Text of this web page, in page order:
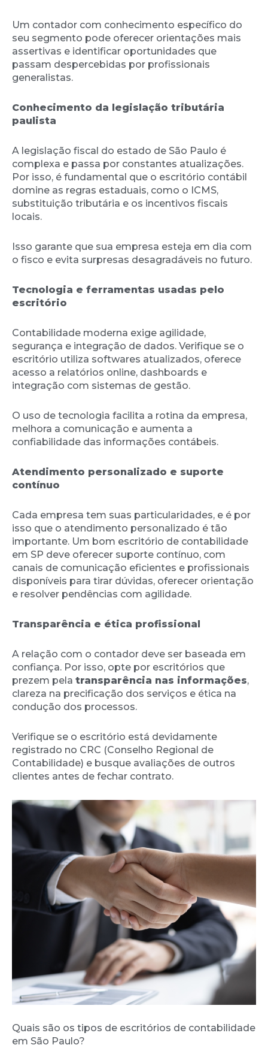
Um contador com conhecimento específico do
seu segmento pode oferecer orientações mais
assertivas e identificar oportunidades que
passam despercebidas por profissionais
generalistas.
Conhecimento da legislação tributária
paulista
A legislação fiscal do estado de São Paulo é
complexa e passa por constantes atualizações.
Por isso, é fundamental que o escritório contábil
domine as regras estaduais, como o ICMS,
substituição tributária e os incentivos fiscais
locais.
Isso garante que sua empresa esteja em dia com
o fisco e evita surpresas desagradáveis no futuro.
Tecnologia e ferramentas usadas pelo
escritório
Contabilidade moderna exige agilidade,
segurança e integração de dados. Verifique se o
escritório utiliza softwares atualizados, oferece
acesso a relatórios online, dashboards e
integração com sistemas de gestão.
O uso de tecnologia facilita a rotina da empresa,
melhora a comunicação e aumenta a
confiabilidade das informações contábeis.
Atendimento personalizado e suporte
contínuo
Cada empresa tem suas particularidades, e é por
isso que o atendimento personalizado é tão
importante. Um bom escritório de contabilidade
em SP deve oferecer suporte contínuo, com
canais de comunicação eficientes e profissionais
disponíveis para tirar dúvidas, oferecer orientação
e resolver pendências com agilidade.
Transparência e ética profissional
A relação com o contador deve ser baseada em
confiança. Por isso, opte por escritórios que
prezem pela transparência nas informações,
clareza na precificação dos serviços e ética na
condução dos processos.
Verifique se o escritório está devidamente
registrado no CRC (Conselho Regional de
Contabilidade) e busque avaliações de outros
clientes antes de fechar contrato.
Quais são os tipos de escritórios de contabilidade
em São Paulo?